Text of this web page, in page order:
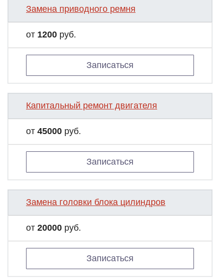
Замена приводного ремня
от 1200 руб.
Записаться
Капитальный ремонт двигателя
от 45000 руб.
Записаться
Замена головки блока цилиндров
от 20000 руб.
Записаться